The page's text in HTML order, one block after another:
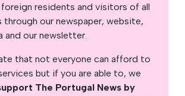
residents and visitors of all
our newspaper, website,
and our newsletter.
that not everyone can afford to
but if you are able to, we
The Portugal News by